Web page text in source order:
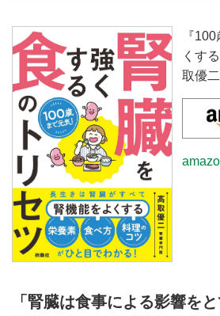
か。「水分
臓のろ過機
めに欠かせ
門医・髙取
を強くする
ら、水分補
す。
血液をきれ
の健康寿命
「腎臓」は
下するにも
が見えにくい
専門医・髙
臓を強くす
ら、そんな
事で無理な
べ方について
『
くす
取優
「腎臓は食事による影響を